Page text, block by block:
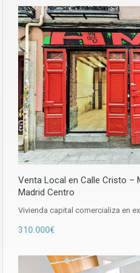
Venta Local en Calle Cristo –
Madrid Centro
Vivienda capital comercializa en
310.000€